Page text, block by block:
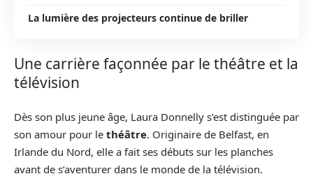
La lumière des projecteurs continue de briller
Une carrière façonnée par le théâtre et la
télévision
Dès son plus jeune âge, Laura Donnelly s’est distinguée par
son amour pour le théâtre. Originaire de Belfast, en
Irlande du Nord, elle a fait ses débuts sur les planches
avant de s’aventurer dans le monde de la télévision.